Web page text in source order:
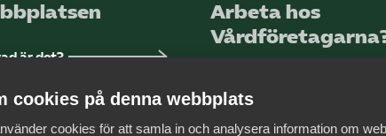
är det?
Arbeta hos
cookies på denna webbplats
cookies för att samla in och analysera information om